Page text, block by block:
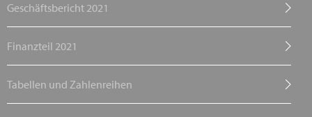
Geschäftsbericht 2021
Finanzteil 2021
Tabellen und Zahlenreihen